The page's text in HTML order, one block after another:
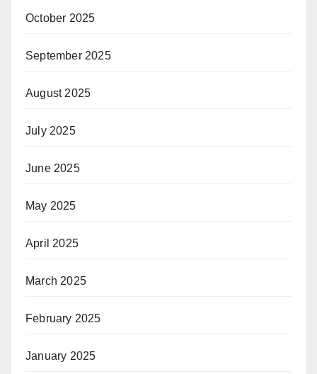
October 2025
September 2025
August 2025
July 2025
June 2025
May 2025
April 2025
March 2025
February 2025
January 2025